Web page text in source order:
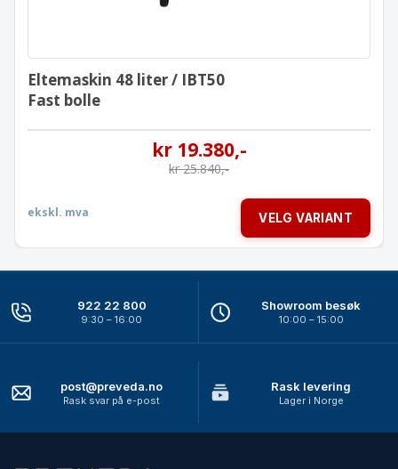
Eltemaskin 48 liter / IBT50
Fast bolle
kr19.380,-
kr25.840,-
ekskl. mva VELG VARIANT
922 22 800
9:30 – 16:00
Showroom besøk
10:00 – 15:00
post@preveda.no
Rask svar på e-post
Rask levering
Lager i Norge